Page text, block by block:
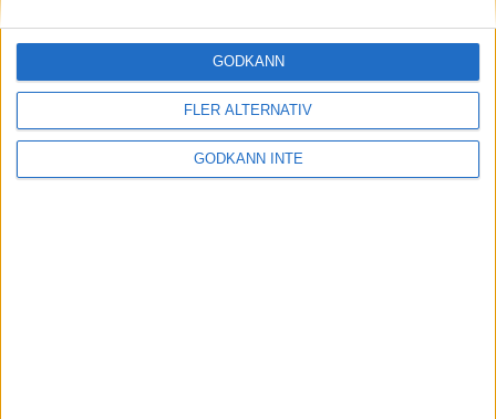
FLER ALTERNATIV
GODKÄNN INTE
GODKÄNN
ASIEN
Berlin Marathon - ett lopp genom
8 okt 1995• Arkiv• Reseberättelser från